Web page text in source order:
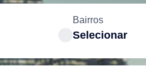
Bairros
Selecionar